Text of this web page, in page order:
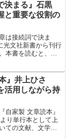
決まる』石黒
重要な役割の
は接続詞で決ま
光文社新書から刊行
本書を読むと、接
、文章を書くとき
』井上ひさ
用しながら持
自家製 文章読本』
り単行本として上
ての文献、文学作